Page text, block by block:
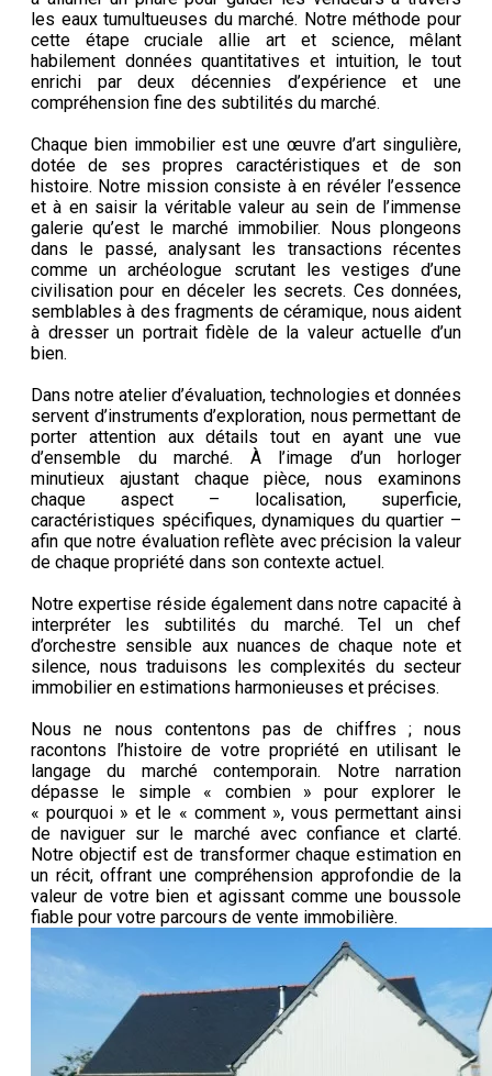
les eaux tumultueuses du marché. Notre méthode pour
cette étape cruciale allie art et science, mêlant
habilement données quantitatives et intuition, le tout
enrichi par deux décennies d’expérience et une
compréhension fine des subtilités du marché.
Chaque bien immobilier est une œuvre d’art singulière,
dotée de ses propres caractéristiques et de son
histoire. Notre mission consiste à en révéler l’essence
et à en saisir la véritable valeur au sein de l’immense
galerie qu’est le marché immobilier. Nous plongeons
dans le passé, analysant les transactions récentes
comme un archéologue scrutant les vestiges d’une
civilisation pour en déceler les secrets. Ces données,
semblables à des fragments de céramique, nous aident
à dresser un portrait fidèle de la valeur actuelle d’un
bien.
Dans notre atelier d’évaluation, technologies et données
servent d’instruments d’exploration, nous permettant de
porter attention aux détails tout en ayant une vue
d’ensemble du marché. À l’image d’un horloger
minutieux ajustant chaque pièce, nous examinons
chaque aspect – localisation, superficie,
caractéristiques spécifiques, dynamiques du quartier –
afin que notre évaluation reflète avec précision la valeur
de chaque propriété dans son contexte actuel.
Notre expertise réside également dans notre capacité à
interpréter les subtilités du marché. Tel un chef
d’orchestre sensible aux nuances de chaque note et
silence, nous traduisons les complexités du secteur
immobilier en estimations harmonieuses et précises.
Nous ne nous contentons pas de chiffres ; nous
racontons l’histoire de votre propriété en utilisant le
langage du marché contemporain. Notre narration
dépasse le simple « combien » pour explorer le
« pourquoi » et le « comment », vous permettant ainsi
de naviguer sur le marché avec confiance et clarté.
Notre objectif est de transformer chaque estimation en
un récit, offrant une compréhension approfondie de la
valeur de votre bien et agissant comme une boussole
fiable pour votre parcours de vente immobilière.